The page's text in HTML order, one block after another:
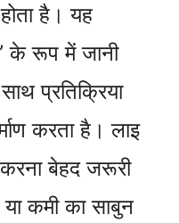
है। यह
के रूप में जानी
प्रतिक्रिया
करता है। लाइ
करना बेहद जरूरी
कमी का साबुन